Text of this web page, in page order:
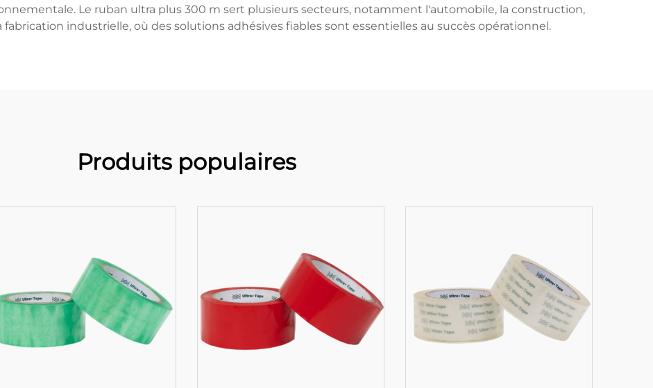
Le ruban ultra plus 300 m sert plusieurs secteurs, notamment l'automobile, la construction,
industrielle, où des solutions adhésives fiables sont essentielles au succès opérationnel.
Produits populaires